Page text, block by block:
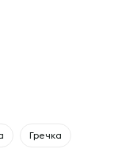
Гречка